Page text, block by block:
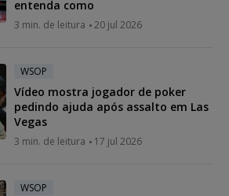
entenda como
3 min. de leitura 20 jul 2026
WSOP
Vídeo mostra jogador de poker
pedindo ajuda após assalto em Las
Vegas
3 min. de leitura 17 jul 2026
WSOP